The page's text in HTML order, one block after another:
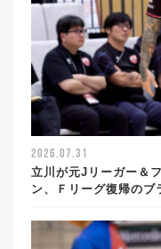
2026.07.31
立川が元Jリーガー＆
ン、Ｆリーグ復帰の